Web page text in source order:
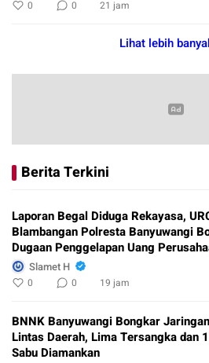
0 0 21 jam
Lihat lebih
Berita Terkini
Laporan Begal Diduga Rekayasa,
Blambangan Polresta Banyuwangi
Dugaan Penggelapan Uang
Slamet H
0 0 19 jam
BNNK Banyuwangi Bongkar
Lintas Daerah, Lima Tersangka dan
Sabu Diamankan